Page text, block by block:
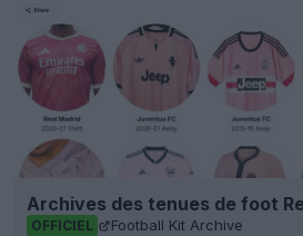
Archives des tenues de foot
OFFICIEL Football Kit Archive